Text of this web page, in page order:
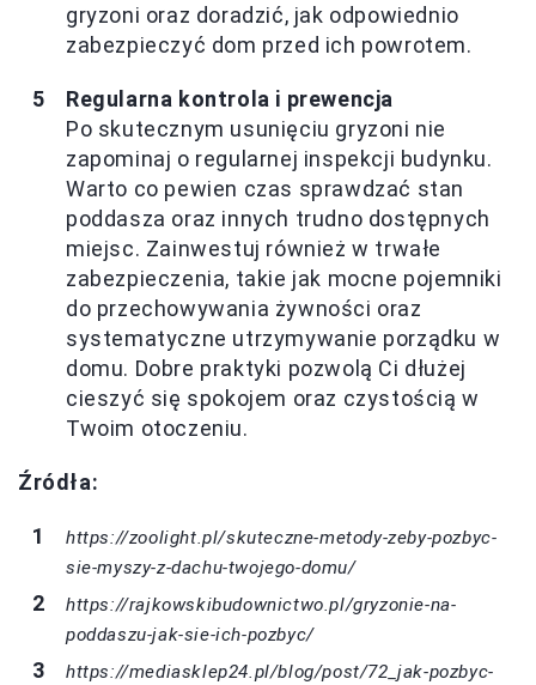
gryzoni oraz doradzić, jak odpowiednio
zabezpieczyć dom przed ich powrotem.
Regularna kontrola i prewencja
Po skutecznym usunięciu gryzoni nie
zapominaj o regularnej inspekcji budynku.
Warto co pewien czas sprawdzać stan
poddasza oraz innych trudno dostępnych
miejsc. Zainwestuj również w trwałe
zabezpieczenia, takie jak mocne pojemniki
do przechowywania żywności oraz
systematyczne utrzymywanie porządku w
domu. Dobre praktyki pozwolą Ci dłużej
cieszyć się spokojem oraz czystością w
Twoim otoczeniu.
Źródła:
https://zoolight.pl/skuteczne-metody-zeby-pozbyc-
sie-myszy-z-dachu-twojego-domu/
https://rajkowskibudownictwo.pl/gryzonie-na-
poddaszu-jak-sie-ich-pozbyc/
https://mediasklep24.pl/blog/post/72_jak-pozbyc-